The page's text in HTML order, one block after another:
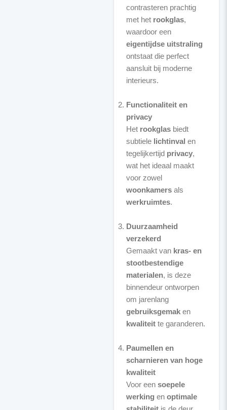
contrasteren prachtig
met het rookglas,
waardoor een
eigentijdse uitstraling
ontstaat die perfect
aansluit bij moderne
interieurs.
Functionaliteit en
privacy
Het rookglasbiedt
subtiele lichtinval en
tegelijkertijd privacy,
wat het ideaal maakt
voor zowel
woonkamersals
werkruimtes.
Duurzaamheid
verzekerd
Gemaakt van kras- en
stootbestendige
materialen, is deze
binnendeur ontworpen
om jarenlang
gebruiksgemaken
kwaliteitte garanderen.
Paumellen en
scharnieren van hoge
kwaliteit
Voor een soepele
werking en optimale